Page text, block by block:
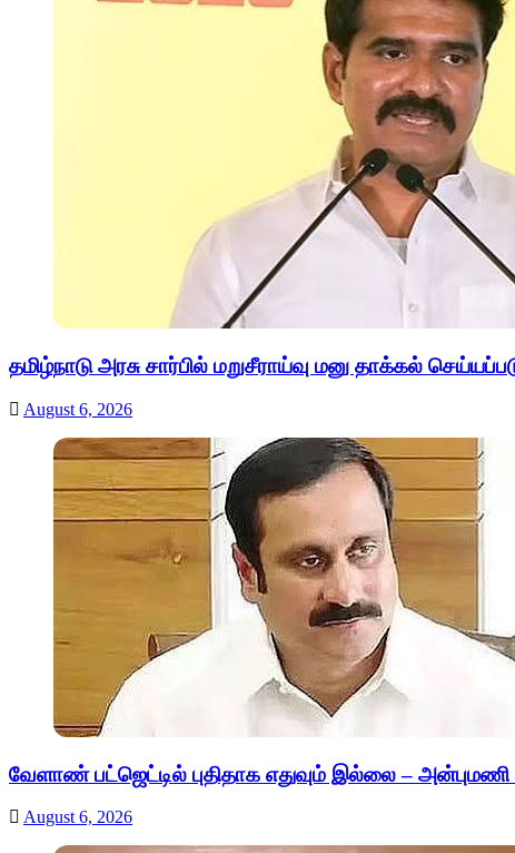
தமிழ்நாடு அரசு சார்பில் மறுசீராய்வு மனு தாக்கல்
August 6, 2026
வேளாண் பட்ஜெட்டில் புதிதாக எதுவும் இல்லை – அன்புமணி
August 6, 2026